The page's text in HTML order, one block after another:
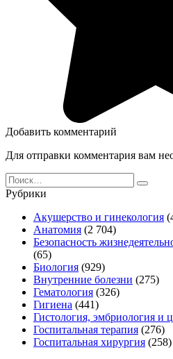
Добавить комментарий
Для отправки комментария вам
Search
for:
Рубрики
Акушерство и гинекология
Анатомия (2 704)
Безопасность
(65)
Биология (929)
Внутренние болезни (275)
Гематология (326)
Гигиена (441)
Гистология, эмбриология и
Госпитальная терапия (276)
Госпитальная хирургия (258)